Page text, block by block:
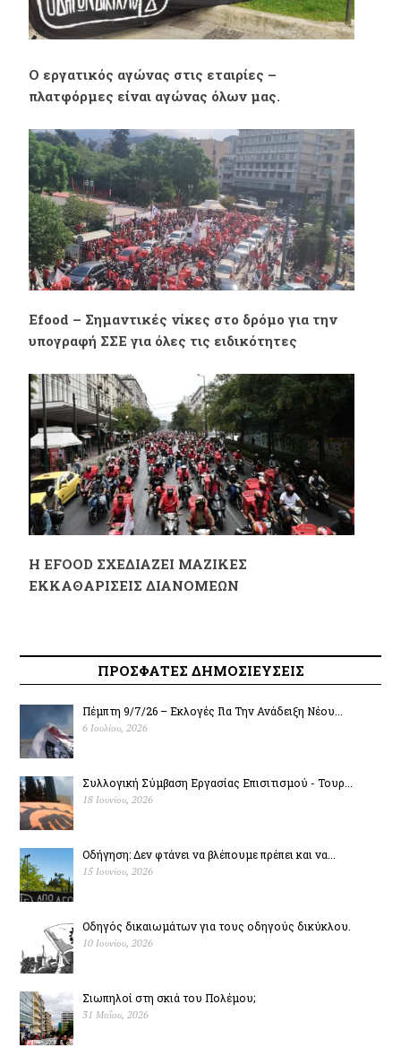
Ο εργατικός αγώνας στις εταιρίες –
πλατφόρμες είναι αγώνας όλων μας.
Efood – Σημαντικές νίκες στο δρόμο για την
υπογραφή ΣΣΕ για όλες τις ειδικότητες
Η EFOOD ΣΧΕΔΙΑΖΕΙ ΜΑΖΙΚΕΣ
ΕΚΚΑΘΑΡΙΣΕΙΣ ΔΙΑΝΟΜΕΩΝ
ΠΡΟΣΦΑΤΕΣ ΔΗΜΟΣΙΕΥΣΕΙΣ
Πέμπτη 9/7/26 – Εκλογές Για Την Ανάδειξη Νέου...
6 Ιουλίου, 2026
Συλλογική Σύμβαση Εργασίας Επισιτισμού - Τουρ...
18 Ιουνίου, 2026
Οδήγηση: Δεν φτάνει να βλέπουμε πρέπει και να...
15 Ιουνίου, 2026
Οδηγός δικαιωμάτων για τους οδηγούς δικύκλου.
10 Ιουνίου, 2026
Σιωπηλοί στη σκιά του Πολέµου;
31 Μαΐου, 2026